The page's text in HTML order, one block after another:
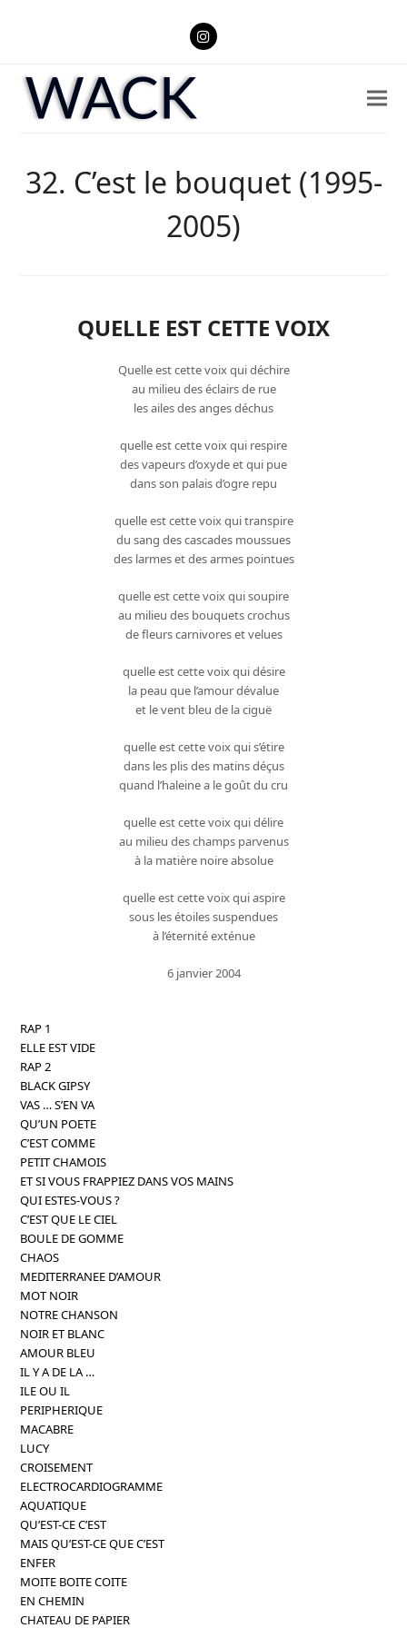
Instagram
32. C’est le bouquet (1995-
2005)
QUELLE EST CETTE VOIX
Quelle est cette voix qui déchire
au milieu des éclairs de rue
les ailes des anges déchus
quelle est cette voix qui respire
des vapeurs d’oxyde et qui pue
dans son palais d’ogre repu
quelle est cette voix qui transpire
du sang des cascades moussues
des larmes et des armes pointues
quelle est cette voix qui soupire
au milieu des bouquets crochus
de fleurs carnivores et velues
quelle est cette voix qui désire
la peau que l’amour dévalue
et le vent bleu de la ciguë
quelle est cette voix qui s’étire
dans les plis des matins déçus
quand l’haleine a le goût du cru
quelle est cette voix qui délire
au milieu des champs parvenus
à la matière noire absolue
quelle est cette voix qui aspire
sous les étoiles suspendues
à l’éternité exténue
6 janvier 2004
RAP 1
ELLE EST VIDE
RAP 2
BLACK GIPSY
VAS … S’EN VA
QU’UN POETE
C’EST COMME
PETIT CHAMOIS
ET SI VOUS FRAPPIEZ DANS VOS MAINS
QUI ESTES-VOUS ?
C’EST QUE LE CIEL
BOULE DE GOMME
CHAOS
MEDITERRANEE D’AMOUR
MOT NOIR
NOTRE CHANSON
NOIR ET BLANC
AMOUR BLEU
IL Y A DE LA …
ILE OU IL
PERIPHERIQUE
MACABRE
LUCY
CROISEMENT
ELECTROCARDIOGRAMME
AQUATIQUE
QU’EST-CE C’EST
MAIS QU’EST-CE QUE C’EST
ENFER
MOITE BOITE COITE
EN CHEMIN
CHATEAU DE PAPIER